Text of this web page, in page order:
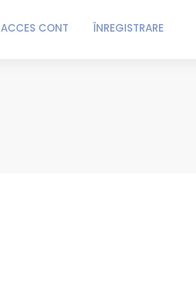
ACCES CONT ÎNREGISTRARE